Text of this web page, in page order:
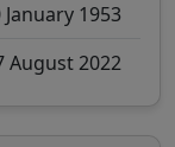
January 1953
August 2022